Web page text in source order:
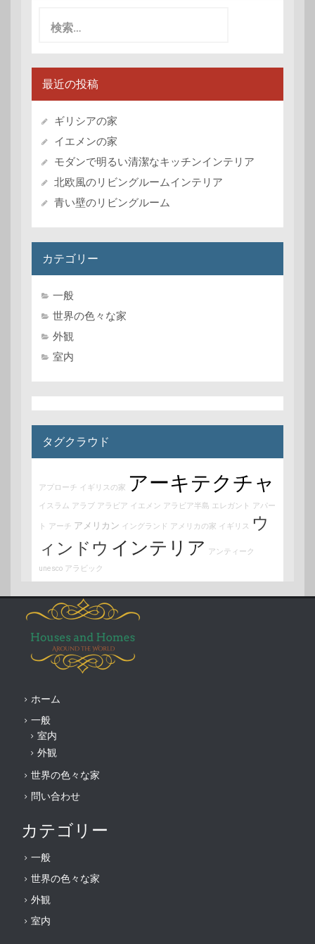
最近の投稿
ギリシアの家
イエメンの家
モダンで明るい清潔なキッチンインテリア
北欧風のリビングルームインテリア
青い壁のリビングルーム
カテゴリー
一般
世界の色々な家
外観
室内
タグクラウド
アプローチ イギリスの家 アーキテクチャ
イスラム アラブ アラビア イエメン アラビア半島 エレガント アパー
ト アーチ アメリカン イングランド アメリカの家 イギリス
ウ
ィンドウ インテリア
アンティーク
unesco アラビック
ホーム
一般
室内
外観
世界の色々な家
問い合わせ
カテゴリー
一般
世界の色々な家
外観
室内